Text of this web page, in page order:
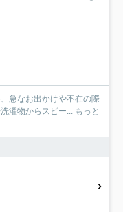
急なお出かけや不在の際
濯物からスピー... もっと